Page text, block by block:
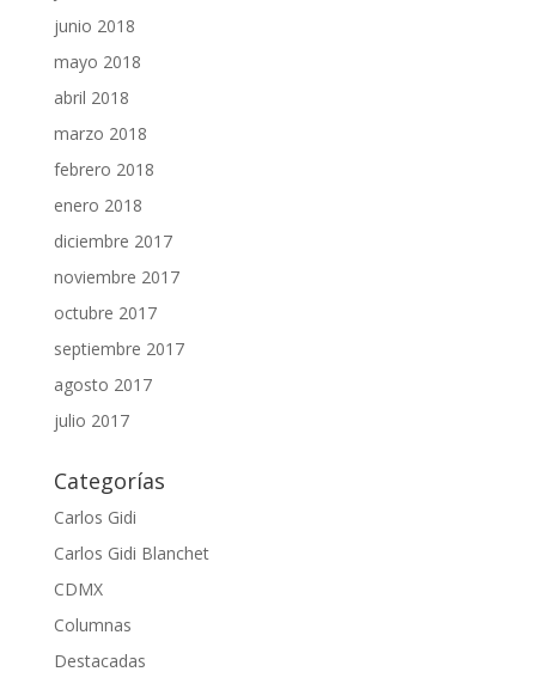
junio 2018
mayo 2018
abril 2018
marzo 2018
febrero 2018
enero 2018
diciembre 2017
noviembre 2017
octubre 2017
septiembre 2017
agosto 2017
julio 2017
Categorías
Carlos Gidi
Carlos Gidi Blanchet
CDMX
Columnas
Destacadas